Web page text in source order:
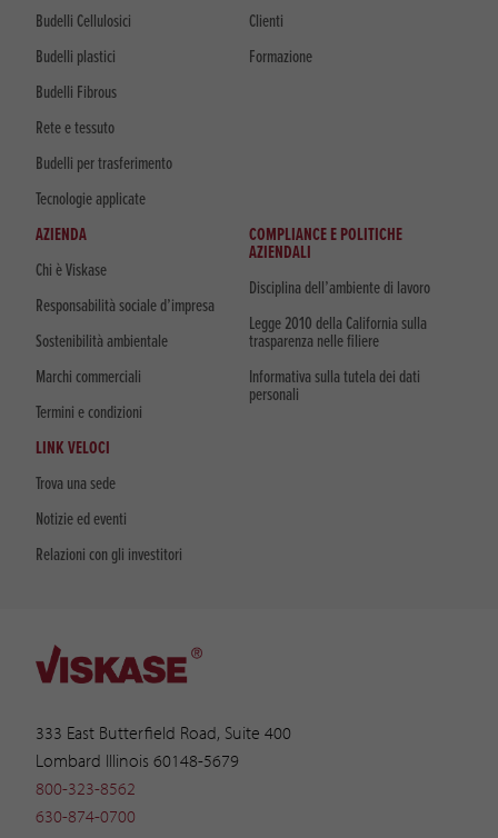
333 East Butterfield Road, Suite 400
Lombard Illinois 60148-5679
800-323-8562
630-874-0700
Budelli Cellulosici
Budelli plastici
Budelli Fibrous
Rete e tessuto
Budelli per trasferimento
Tecnologie applicate
Clienti
Formazione
AZIENDA
Chi è Viskase
Responsabilità sociale d’impresa
Sostenibilità ambientale
Marchi commerciali
Termini e condizioni
COMPLIANCE E POLITICHE
AZIENDALI
Disciplina dell’ambiente di lavoro
Legge 2010 della California sulla
trasparenza nelle filiere
Informativa sulla tutela dei dati
personali
LINK VELOCI
Trova una sede
Notizie ed eventi
Relazioni con gli investitori